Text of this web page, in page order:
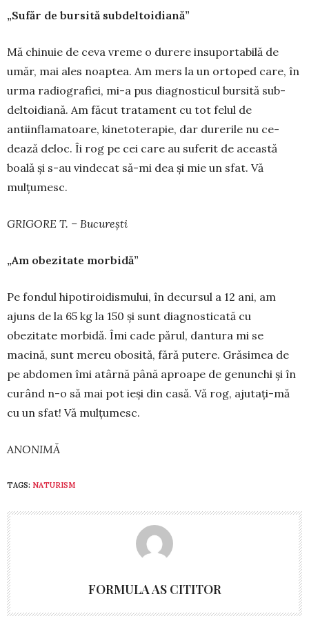
„Sufăr de bursită subdeltoidiană”
Mă chinuie de ceva vreme o durere insu­por­tabilă de
umăr, mai ales noaptea. Am mers la un orto­ped care, în
urma radio­grafiei, mi-a pus diagnosticul bur­sită sub­
deltoi­diană. Am făcut trata­ment cu tot fe­lul de
antiinflamatoare, kineto­tera­pie, dar du­re­rile nu ce­
dează deloc. Îi rog pe cei care au suferit de aceas­tă
boală și s-au vin­decat să-mi dea și mie un sfat. Vă
mulțumesc.
GRIGORE T. – București
„Am obezitate morbidă”
Pe fondul hipotiroidismului, în decursul a 12 ani, am
ajuns de la 65 kg la 150 și sunt diagnosticată cu
obezitate morbidă. Îmi cade părul, dantura mi se
macină, sunt mereu obosită, fără putere. Grăsimea de
pe abdomen îmi atârnă până aproape de genunchi și în
curând n-o să mai pot ieși din casă. Vă rog, ajutați-mă
cu un sfat! Vă mulțumesc.
ANONIMĂ
TAGS: NATURISM
FORMULA AS CITITOR